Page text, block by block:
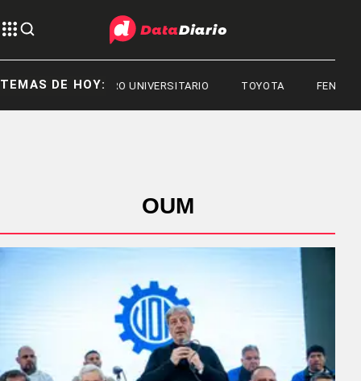
TEMAS DE HOY:PARO UNIVERSITARIO TOYOTA
OUM